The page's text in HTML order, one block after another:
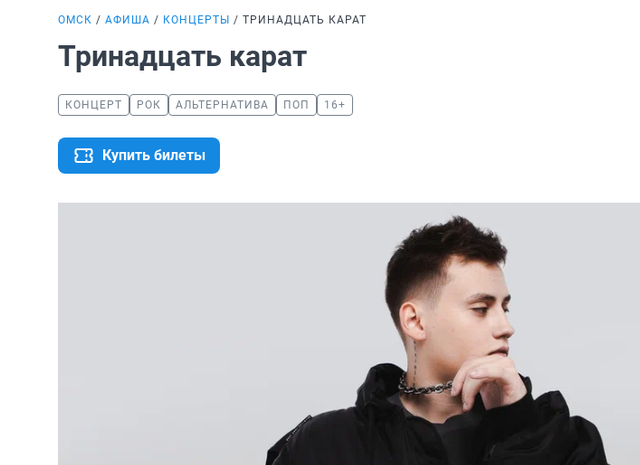
ОМСК АФИША КОНЦЕРТЫ ТРИНАДЦАТЬ КАРАТ
Тринадцать карат
КОНЦЕРТ РОК АЛЬТЕРНАТИВА ПОП 16+
Купить билеты